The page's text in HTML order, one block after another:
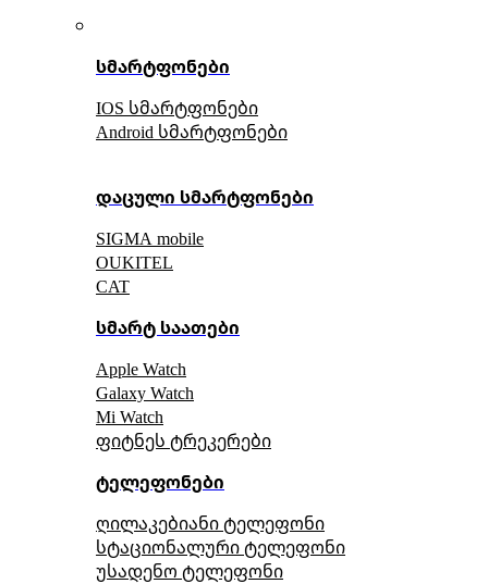
სმარტფონები
IOS სმარტფონები
Android სმარტფონები
დაცული სმარტფონები
SIGMA mobile
OUKITEL
CAT
სმარტ საათები
Apple Watch
Galaxy Watch
Mi Watch
ფიტნეს ტრეკერები
ტელეფონები
ღილაკებიანი ტელეფონი
სტაციონალური ტელეფონი
უსადენო ტელეფონი